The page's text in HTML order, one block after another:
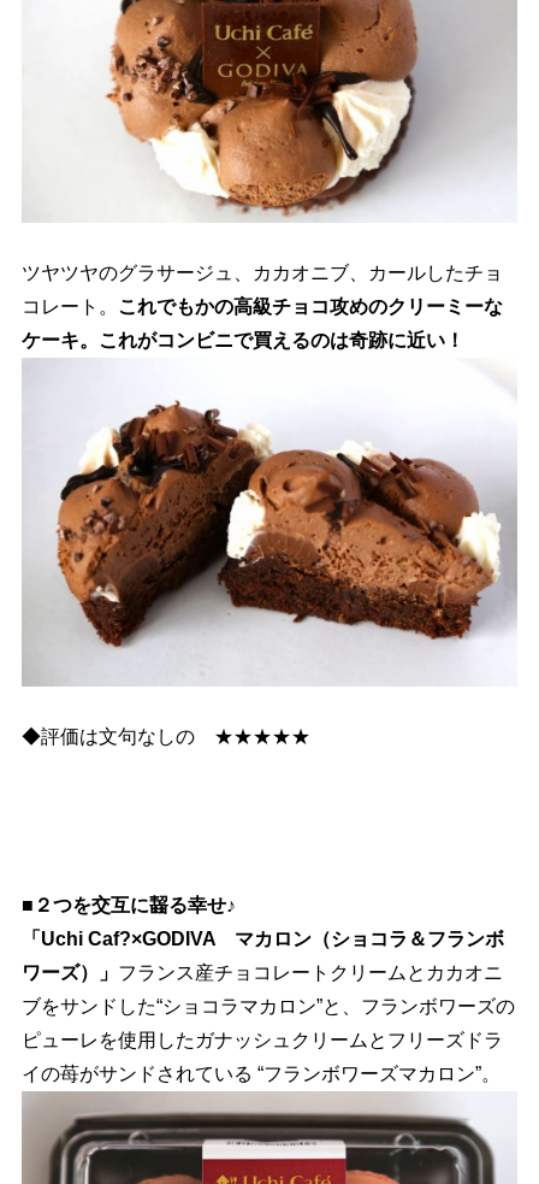
ツヤツヤのグラサージュ、カカオニブ、カールしたチョ
コレート。 これでもかの高級チョコ攻めのクリーミーな
ケーキ。これがコンビニで買えるのは奇跡に近い！
◆評価は文句なしの ★★★★★
■２つを交互に齧る幸せ♪
「Uchi Caf?×GODIVA マカロン（ショコラ＆フランボ
ワーズ）」 フランス産チョコレートクリームとカカオニ
ブをサンドした“ショコラマカロン”と、フランボワーズの
ピューレを使用したガナッシュクリームとフリーズドラ
イの苺がサンドされている “フランボワーズマカロン”。